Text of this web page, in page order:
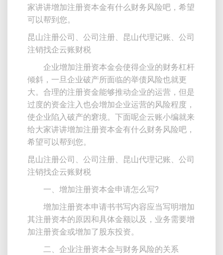
家讲讲增加注册资本金有什么财务风险吧，希望
可以帮到您。
昆山注册公司、公司注册、昆山代理记账、公司
注销找企云账财税
企业增加注册资本金会使得企业的财务杠杆
倾斜，一旦企业破产所面临的举债风险也就更
大。合理的注册资金能够推动企业的运营，但是
过度的资金注入也会增加企业运营的风险程度，
使企业陷入破产的窘境。下面呢企云账小编就来
给大家讲讲增加注册资本金有什么财务风险吧，
希望可以帮到您。
昆山注册公司、公司注册、昆山代理记账、公司
注销找企云账财税
一、增加注册资本金申请怎么写?
增加注册资本申请书书写内容应当写明增加
其注册资本的原因和具体金额以及，业务需要增
加注册资金或增加了股东投资。
二、企业注册资本金与财务风险的关系